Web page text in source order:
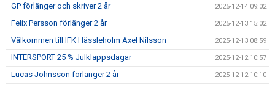
GP förlänger och skriver 2 år 2025-12-14 09:02
Felix Persson förlänger 2 år 2025-12-13 15:02
Välkommen till IFK Hässleholm Axel Nilsson 2025-12-13 08:59
INTERSPORT 25 % Julklappsdagar 2025-12-12 10:57
Lucas Johnsson förlänger 2 år 2025-12-12 10:10